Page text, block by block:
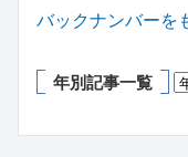
バックナンバーを
年別記事一覧